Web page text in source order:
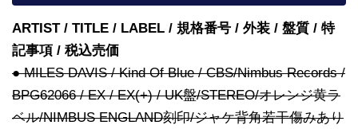
ARTIST / TITLE / LABEL / 規格番号 / 外装 / 盤質 / 特
記事項 / 税込売価
● MILES DAVIS / Kind Of Blue / CBS/Nimbus Records /
BPG62066 / EX / EX(+) / UK盤/STEREO/オレンジ黄ラ
ベル/NIMBUS ENGLAND刻印/ジャケ背角若干傷みあり